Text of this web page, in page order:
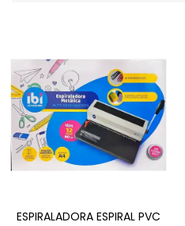
ESPIRALADORA ESPIRAL PVC